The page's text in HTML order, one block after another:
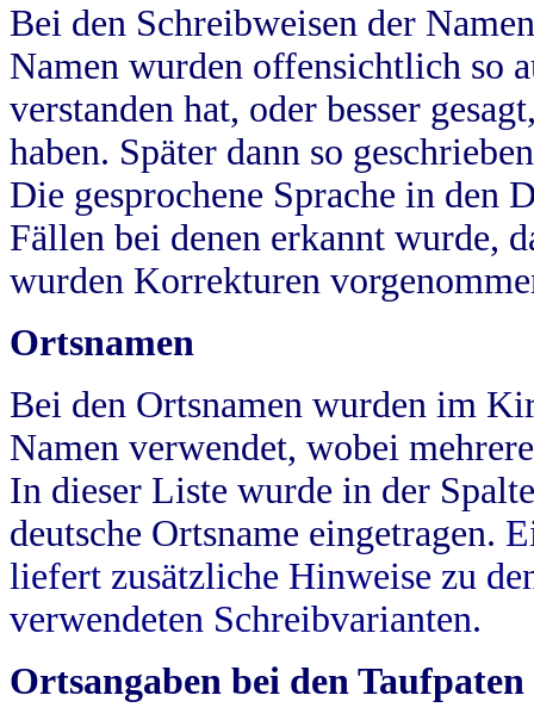
Bei den Schreibweisen der
Namen wurden offensichtlich so
verstanden hat, oder besser
haben. Später dann so
Die gesprochene Sprache in
Fällen bei denen erkannt wurde,
wurden Korrekturen
Ortsnamen
Bei den Ortsnamen wurden im
Namen verwendet, wobei
In dieser Liste wurde in der
deutsche Ortsname eingetragen.
liefert zusätzliche Hinweise zu
verwendeten Schreibvarianten.
Ortsangaben bei den Taufpaten